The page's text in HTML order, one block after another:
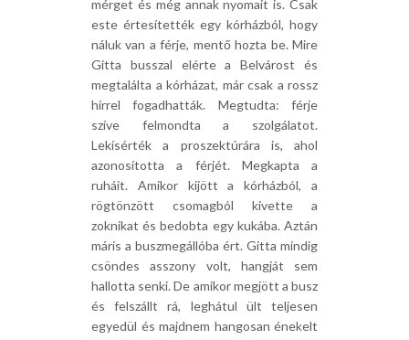
mérget és még annak nyomait is. Csak
este értesítették egy kórházból, hogy
náluk van a férje, mentő hozta be. Mire
Gitta busszal elérte a Belvárost és
megtalálta a kórházat, már csak a rossz
hírrel fogadhatták. Megtudta: férje
szíve felmondta a szolgálatot.
Lekísérték a proszektúrára is, ahol
azonosította a férjét. Megkapta a
ruháit. Amikor kijött a kórházból, a
rögtönzött csomagból kivette a
zoknikat és bedobta egy kukába. Aztán
máris a buszmegállóba ért. Gitta mindig
csöndes asszony volt, hangját sem
hallotta senki. De amikor megjött a busz
és felszállt rá, leghátul ült teljesen
egyedül és majdnem hangosan énekelt